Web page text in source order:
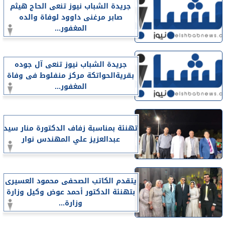
جريدة الشباب نيوز تنعى الحاج هيثم
صابر مرغنى داوود لوفاة والده
المغفور...
جريدة الشباب نيوز تنعى آل جوده
بقريةالحواتكة مركز منفلوط فى وفاة
المغفور...
تهنئة بمناسبة زفاف الدكتورة منار سيد
عبدالعزيز علي المهندس نوار
يتقدم الكاتب الصحفى محمود العسيرى
بتهنئة الدكتور أحمد عوض وكيل وزارة
وزارة...